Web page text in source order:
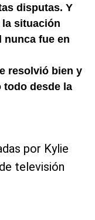
disputas. Y
la situación
nunca fue en
resolvió bien y
todo desde la
por Kylie
televisión